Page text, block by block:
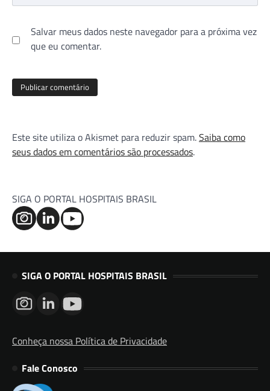
Salvar meus dados neste navegador para a próxima vez
que eu comentar.
Este site utiliza o Akismet para reduzir spam.Saiba como
seus dados em comentários são processados.
SIGA O PORTAL HOSPITAIS BRASIL
SIGA O PORTAL HOSPITAIS BRASIL
Conheça nossa Política de Privacidade
Fale Conosco